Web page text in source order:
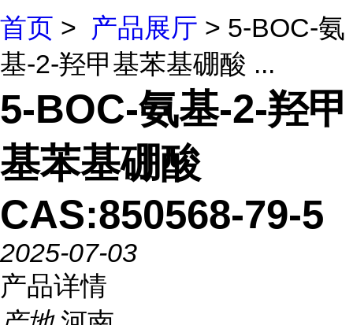
首页 > 产品展厅 > 5-BOC-氨
基-2-羟甲基苯基硼酸 ...
5-BOC-氨基-2-羟甲
基苯基硼酸
CAS:850568-79-5
2025-07-03
产品详情